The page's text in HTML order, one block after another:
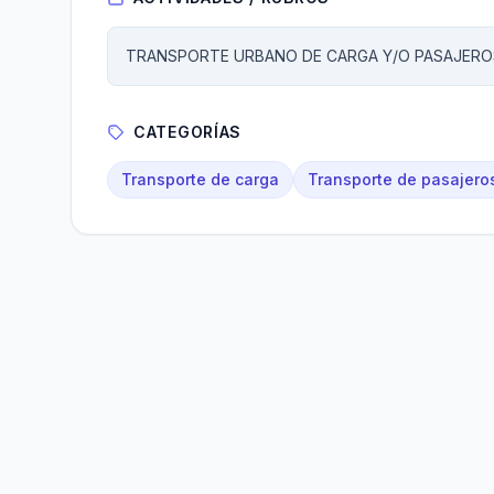
TRANSPORTE URBANO DE CARGA Y/O
CATEGORÍAS
Transporte de carga Transporte de